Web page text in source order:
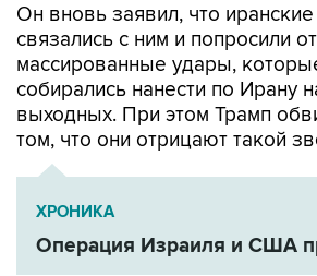
Он вновь заявил, что
связались с ним и попросили
массированные удары,
собирались нанести по Ирану
выходных. При этом Трамп
том, что они отрицают такой
ХРОНИКА
Операция Израиля и США